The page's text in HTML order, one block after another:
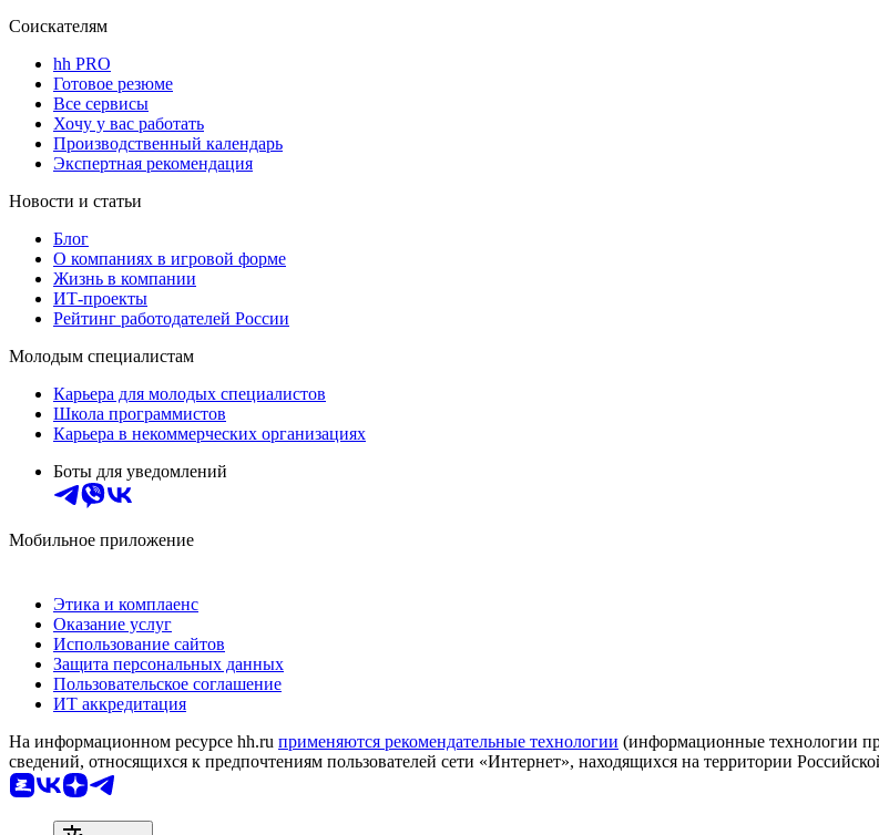
Соискателям
hh PRO
Готовое резюме
Все сервисы
Хочу у вас работать
Производственный календарь
Экспертная рекомендация
Новости и статьи
Блог
О компаниях в игровой форме
Жизнь в компании
ИТ-проекты
Рейтинг работодателей России
Молодым специалистам
Карьера для молодых специалистов
Школа программистов
Карьера в некоммерческих организациях
Боты для уведомлений
Мобильное приложение
Этика и комплаенс
Оказание услуг
Использование сайтов
Защита персональных данных
Пользовательское соглашение
ИТ аккредитация
На информационном ресурсе hh.ru применяются рекомендательные технологии (информационные технологии
сведений, относящихся к предпочтениям пользователей сети «Интернет», находящихся на территории